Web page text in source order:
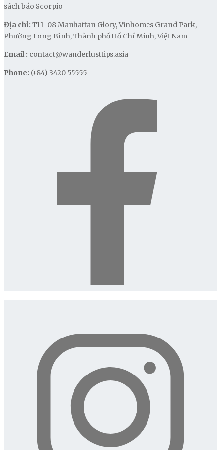
sách báo Scorpio
Địa chỉ: T11-08 Manhattan Glory, Vinhomes Grand Park,
Phường Long Bình, Thành phố Hồ Chí Minh, Việt Nam.
Email : contact@wanderlusttips.asia
Phone: (+84) 3420 55555